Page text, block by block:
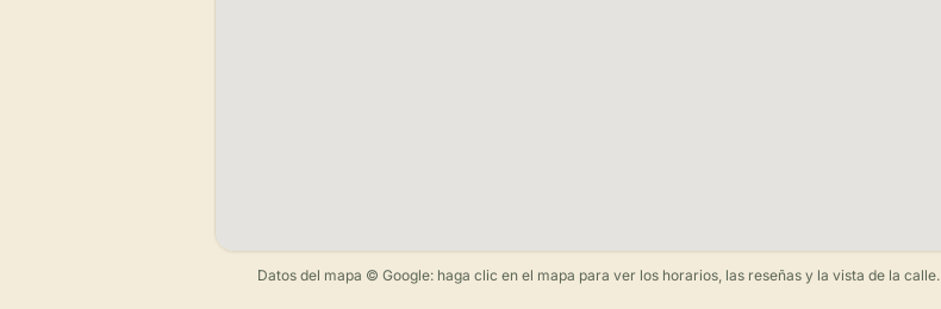
Datos del mapa © Google: haga clic en el mapa para ver los horarios, las reseñas y la vista de la calle.